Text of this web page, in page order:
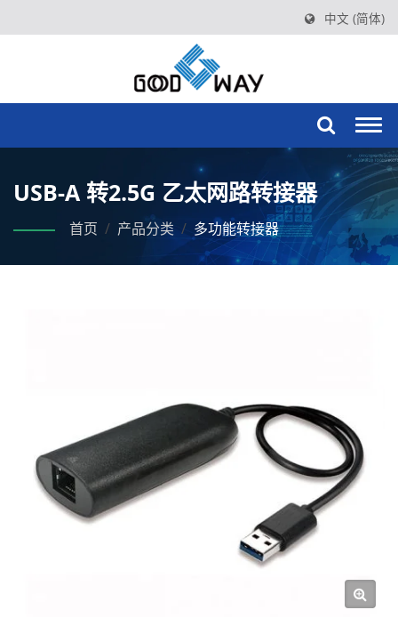
中文 (简体)
USB-A 转2.5G 乙太网路转接器
首页 / 产品分类 / 多功能转接器